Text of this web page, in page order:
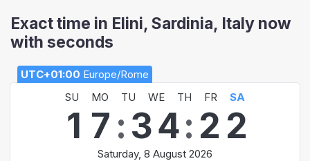
Exact time in Elini, Sardinia, Italy now
with seconds
UTC+01:00 Europe/Rome
SU
MO TU WE TH FR SA
1 7 : 34: 2 3
Saturday, 8 August 2026